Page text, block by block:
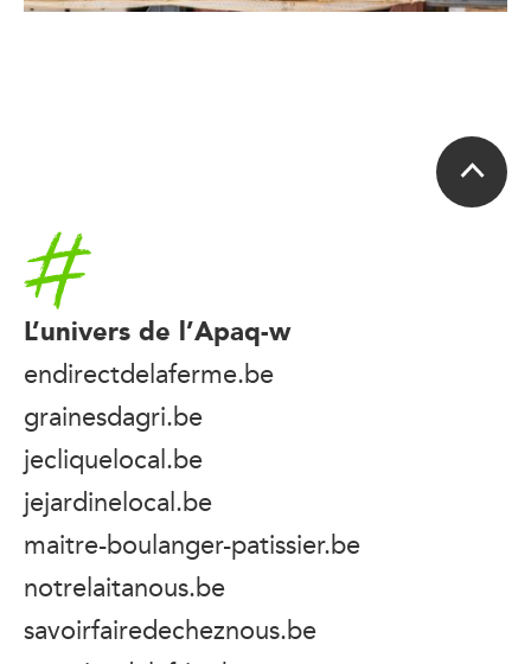
Accueil
L’univers de l’Apaq-w
endirectdelaferme.be
grainesdagri.be
jecliquelocal.be
jejardinelocal.be
maitre-boulanger-patissier.be
notrelaitanous.be
savoirfairedecheznous.be